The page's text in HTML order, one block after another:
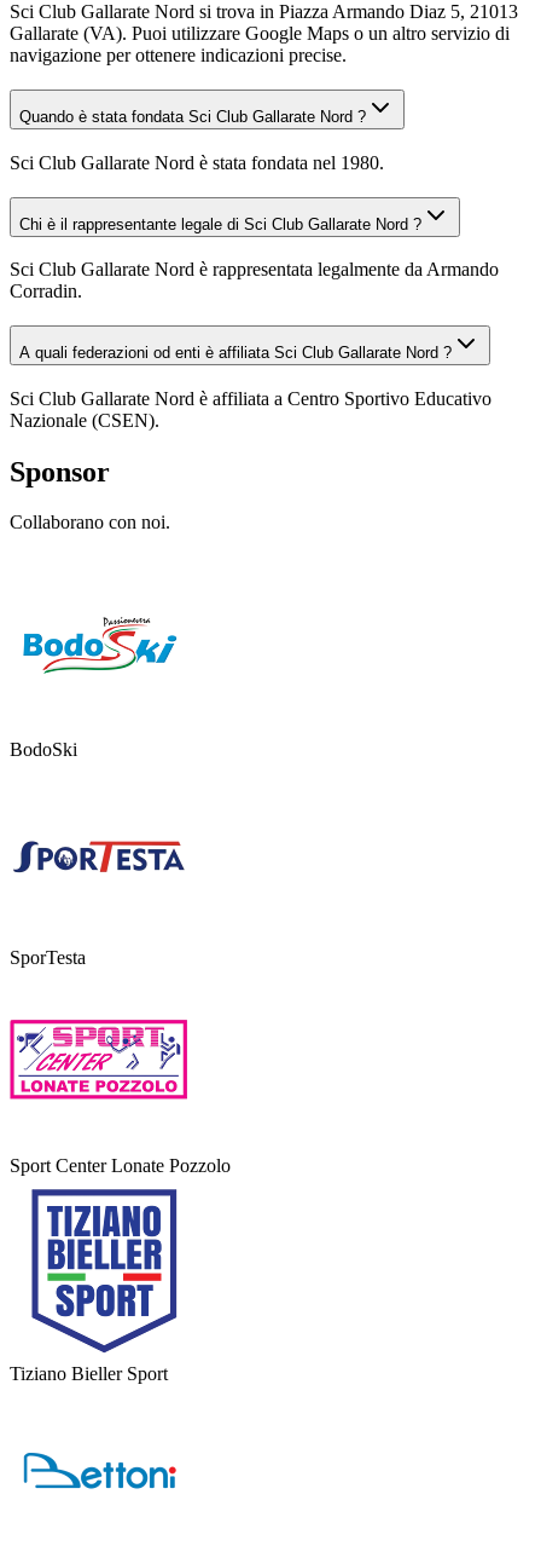
Sci Club Gallarate Nord si trova in Piazza Armando Diaz 5, 21013
Gallarate (VA). Puoi utilizzare Google Maps o un altro servizio di
navigazione per ottenere indicazioni precise.
Quando è stata fondata Sci Club Gallarate Nord ?
Sci Club Gallarate Nord è stata fondata nel 1980.
Chi è il rappresentante legale di Sci Club Gallarate Nord ?
Sci Club Gallarate Nord è rappresentata legalmente da Armando
Corradin.
A quali federazioni od enti è affiliata Sci Club Gallarate Nord ?
Sci Club Gallarate Nord è affiliata a Centro Sportivo Educativo
Nazionale (CSEN).
Sponsor
Collaborano con noi.
BodoSki
SporTesta
Sport Center Lonate Pozzolo
Tiziano Bieller Sport